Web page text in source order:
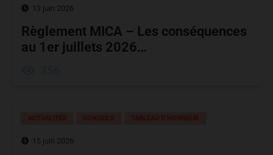
13 juin 2026
Règlement MICA – Les conséquences
au 1er juillets 2026…
15 juin 2026